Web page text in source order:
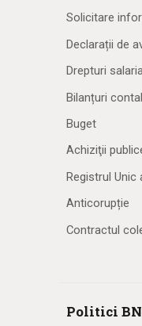
Solicitare
Declarații de
Drepturi
Bilanțuri
Buget
Achiziţii
Registrul Unic
Anticorupție
Contractul
Politici